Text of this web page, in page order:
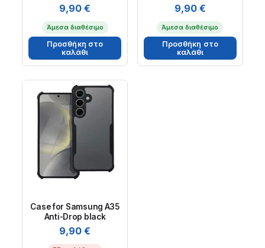
9,90€
Άμεσα διαθέσιμο
Προσθήκη στο
καλάθι
9,90 €
Άμεσα διαθέσιμο
Προσθήκη στο
καλάθι
Case for Samsung A35
Anti-Drop black
9,90€